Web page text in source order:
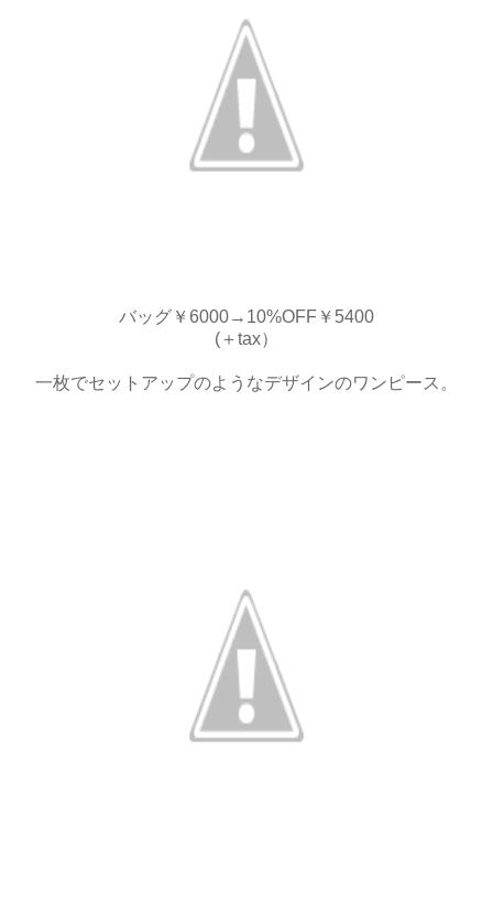
バッグ￥6000→10%OFF￥5400
(＋tax）
一枚でセットアップのようなデザインのワンピース。